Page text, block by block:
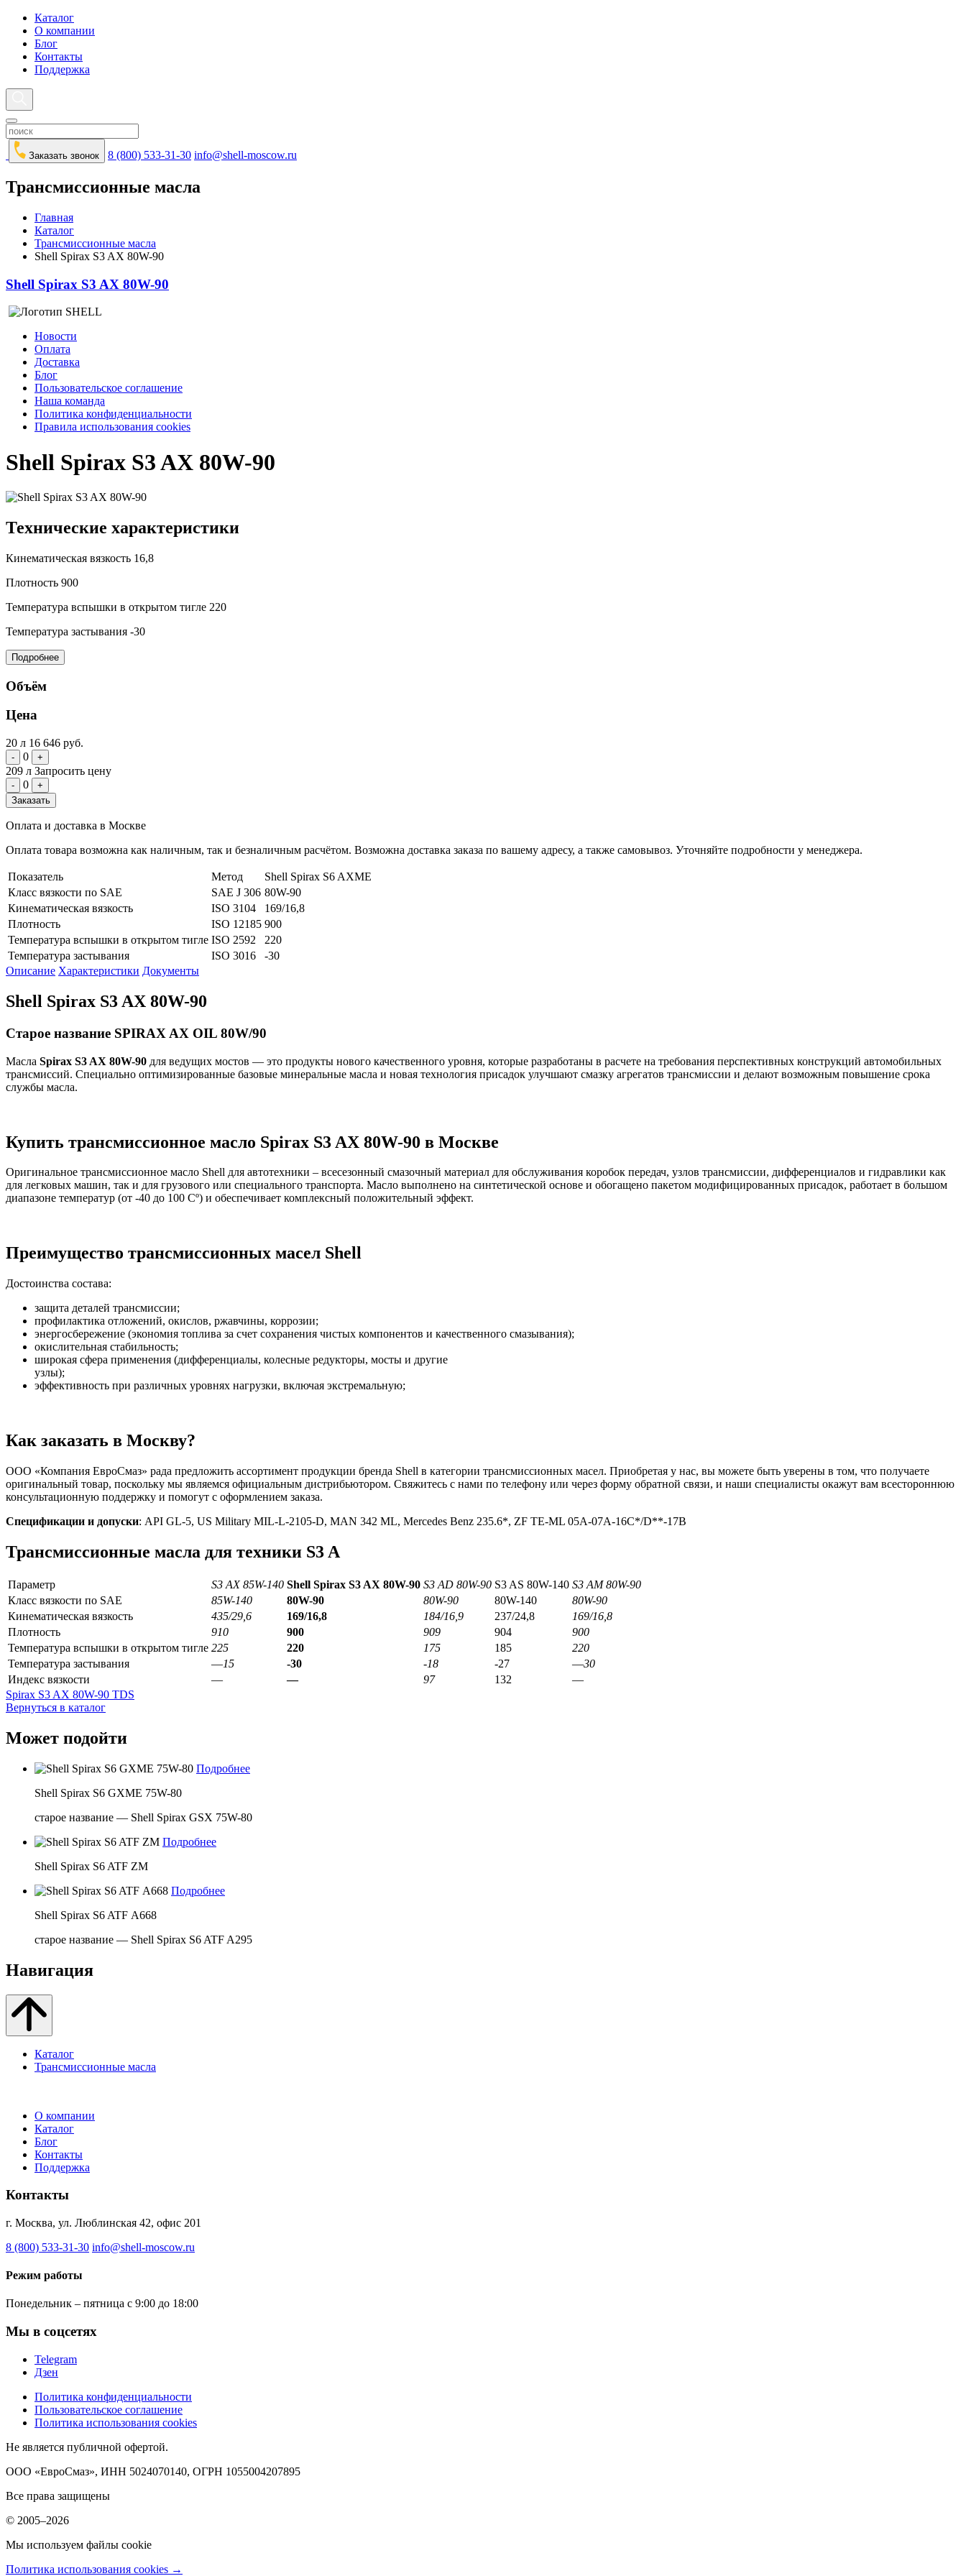
Каталог
О компании
Блог
Контакты
Поддержка
Заказать звонок 8 (800) 533-31-30 info@shell-moscow.ru
Трансмиссионные масла
Главная
Каталог
Трансмиссионные масла
Shell Spirax S3 AX 80W-90
Shell Spirax S3 AX 80W-90
Новости
Оплата
Доставка
Блог
Пользовательское соглашение
Наша команда
Политика конфиденциальности
Правила использования cookies
Shell Spirax S3 AX 80W-90
Технические характеристики
Кинематическая вязкость 16,8
Плотность 900
Температура вспышки в открытом тигле 220
Температура застывания -30
Подробнее
Объём
Цена
20 л 16 646 руб.
- 0 +
209 л Запросить цену
- 0
+
Заказать
Оплата и доставка в Москве
Оплата товара возможна как наличным, так и безналичным расчётом. Возможна доставка заказа по вашему адресу, а также самовывоз. Уточняйте подробности у менеджера.
Показатель Метод
Shell Spirax S6 AXME
Класс вязкости по SAE
SAE J 306 80W-90
Кинематическая вязкость
ISO 3104
169/16,8
Плотность
ISO 12185 900
Температура вспышки в открытом тигле ISO 2592
220
Температура застывания
ISO 3016
-30
Описание Характеристики Документы
Shell Spirax S3 AX 80W-90
Старое название SPIRAX AX OIL 80W/90
Масла Spirax S3 AX 80W-90 для ведущих мостов — это продукты нового качественного уровня, которые разработаны в расчете на требования перспективных конструкций автомобильных
трансмиссий. Специально оптимизированные базовые минеральные масла и новая технология присадок улучшают смазку агрегатов трансмиссии и делают возможным повышение срока
службы масла.
Купить трансмиссионное масло Spirax S3 AX 80W-90 в Москве
Оригинальное трансмиссионное масло Shell для автотехники – всесезонный смазочный материал для обслуживания коробок передач, узлов трансмиссии, дифференциалов и гидравлики как
для легковых машин, так и для грузового или специального транспорта. Масло выполнено на синтетической основе и обогащено пакетом модифицированных присадок, работает в большом
диапазоне температур (от -40 до 100 Сº) и обеспечивает комплексный положительный эффект.
Преимущество трансмиссионных масел Shell
Достоинства состава:
защита деталей трансмиссии;
профилактика отложений, окислов, ржавчины, коррозии;
энергосбережение (экономия топлива за счет сохранения чистых компонентов и качественного смазывания);
окислительная стабильность;
широкая сфера применения (дифференциалы, колесные редукторы, мосты и другие
узлы);
эффективность при различных уровнях нагрузки, включая экстремальную;
Как заказать в Москву?
ООО «Компания ЕвроСмаз» рада предложить ассортимент продукции бренда Shell в категории трансмиссионных масел. Приобретая у нас, вы можете быть уверены в том, что получаете
оригинальный товар, поскольку мы являемся официальным дистрибьютором. Свяжитесь с нами по телефону или через форму обратной связи, и наши специалисты окажут вам всестороннюю
консультационную поддержку и помогут с оформлением заказа.
Спецификации и допуски: API GL-5, US Military MIL-L-2105-D, MAN 342 ML, Mercedes Benz 235.6*, ZF TE-ML 05A-07A-16C*/D**-17B
Трансмиссионные масла для техники S3 A
Параметр S3 AX 85W-140 Shell Spirax S3 AX 80W-90 S3 AD 80W-90 S3 AS 80W-140 S3 AM 80W-90
Класс вязкости по SAE
85W-140 80W-90 80W-90 80W-140
80W-90
Кинематическая вязкость
435/29,6 169/16,8 184/16,9 237/24,8
169/16,8
Плотность
910 900 909 904
900
Температура вспышки в открытом тигле 225 220 175 185
220
Температура застывания
—15 -30 -18 -27 —30
Индекс вязкости
— — 97 132
—
Spirax S3 AX 80W-90 TDS
Вернуться в каталог
Может подойти
Подробнее
Shell Spirax S6 GXME 75W-80
старое название — Shell Spirax GSX 75W-80
Подробнее
Shell Spirax S6 ATF ZM
Подробнее
Shell Spirax S6 ATF А668
старое название — Shell Spirax S6 ATF A295
Навигация
Каталог
Трансмиссионные масла
О компании
Каталог
Блог
Контакты
Поддержка
Контакты
г. Москва, ул. Люблинская 42, офис 201
8 (800) 533-31-30 info@shell-moscow.ru
Режим работы
Понедельник – пятница с 9:00 до 18:00
Мы в соцсетях
Telegram
Дзен
Политика конфиденциальности
Пользовательское соглашение
Политика использования cookies
Не является публичной офертой.
ООО «ЕвроСмаз», ИНН 5024070140, ОГРН 1055004207895
Все права защищены
© 2005–2026
Мы используем файлы cookie
Политика использования cookies →